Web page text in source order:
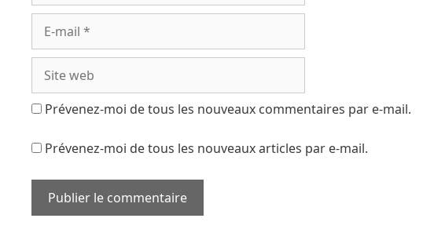
Prévenez-moi de tous les nouveaux commentaires par e-mail.
Prévenez-moi de tous les nouveaux articles par e-mail.